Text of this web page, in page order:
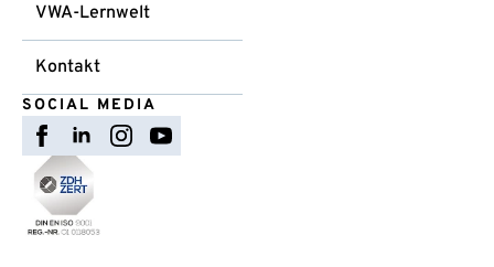
VWA-Lernwelt
Kontakt
SOCIAL MEDIA